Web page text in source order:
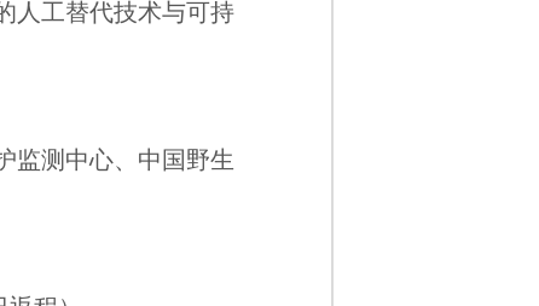
人工替代技术与可持
监测中心、中国野生